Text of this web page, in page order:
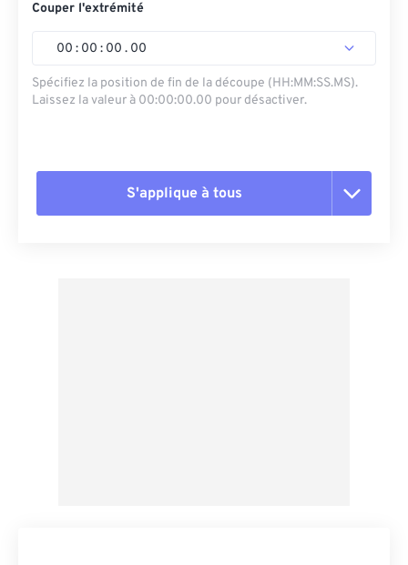
Couper l'extrémité
00 : 00 : 00 . 00
Spécifiez la position de fin de la découpe (HH:MM:SS.MS).
Laissez la valeur à 00:00:00.00 pour désactiver.
S'applique à tous